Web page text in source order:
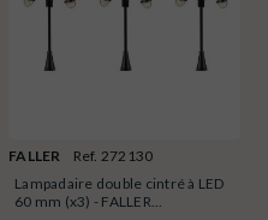
FALLER
Ref. 272130
Lampadaire double cintré à LED
60 mm (x3) - FALLER...